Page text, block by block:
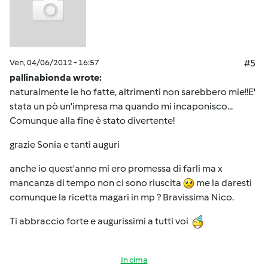
Ven, 04/06/2012 - 16:57
#5
pallinabionda wrote:
naturalmente le ho fatte, altrimenti non sarebbero mie!!E'
stata un pò un'impresa ma quando mi incaponisco...
Comunque alla fine è stato divertente!
grazie Sonia e tanti auguri
anche io quest'anno mi ero promessa di farli ma x
mancanza di tempo non ci sono riuscita
me la daresti
comunque la ricetta magari in mp ? Bravissima Nico.
Ti abbraccio forte e augurissimi a tutti voi
In cima